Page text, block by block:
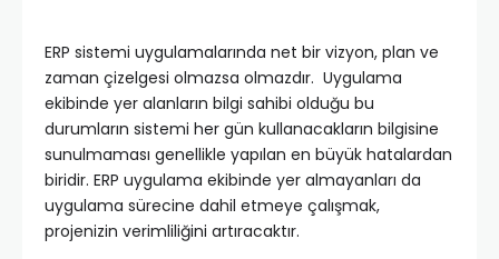
ERP sistemi uygulamalarında net bir vizyon, plan ve
zaman çizelgesi olmazsa olmazdır. Uygulama
ekibinde yer alanların bilgi sahibi olduğu bu
durumların sistemi her gün kullanacakların bilgisine
sunulmaması genellikle yapılan en büyük hatalardan
biridir. ERP uygulama ekibinde yer almayanları da
uygulama sürecine dahil etmeye çalışmak,
projenizin verimliliğini artıracaktır.